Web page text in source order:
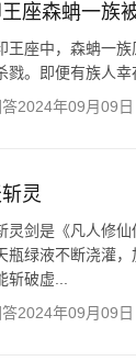
座森蚺一族
王座中，森蚺一
戮。即便有族人幸
2024年09月09
灵
灵剑是《凡人修
瓶绿液不断浇灌
斩破虚...
2024年09月09